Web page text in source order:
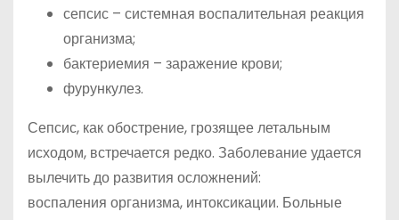
сепсис – системная воспалительная реакция
организма;
бактериемия – заражение крови;
фурункулез.
Сепсис, как обострение, грозящее летальным
исходом, встречается редко. Заболевание удается
вылечить до развития осложнений:
воспаления организма, интоксикации. Больные